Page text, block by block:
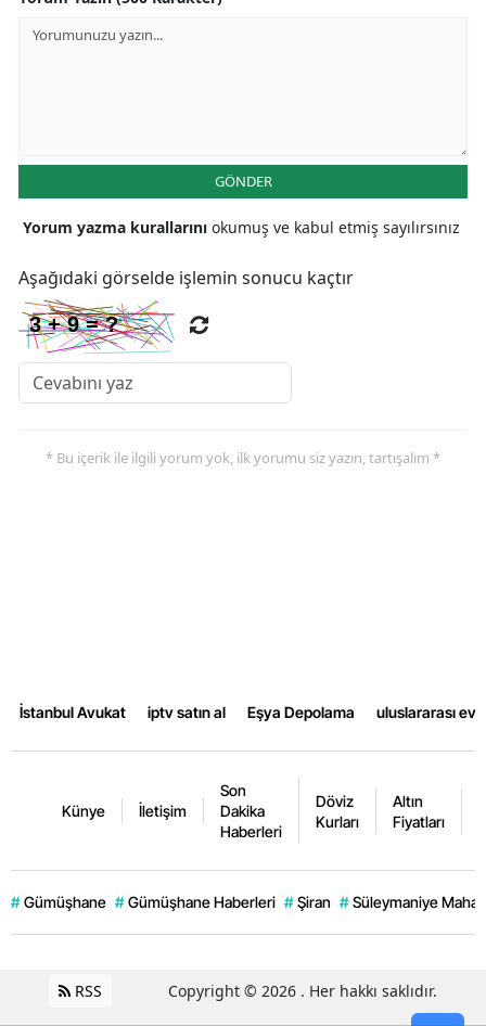
GÖNDER
Yorum yazma kurallarını okumuş ve kabul etmiş sayılırsınız
Aşağıdaki görselde işlemin sonucu kaçtır
* Bu içerik ile ilgili yorum yok, ilk yorumu siz yazın, tartışalım *
İstanbul Avukat iptv satın al Eşya Depolama uluslararası
Künye İletişim
Son
Dakika
Haberleri
Döviz
Kurları
Altın
Fiyatları
# Gümüşhane # Gümüşhane Haberleri # Şiran # Süleymaniye
RSS Copyright © 2026 . Her hakkı saklıdır.